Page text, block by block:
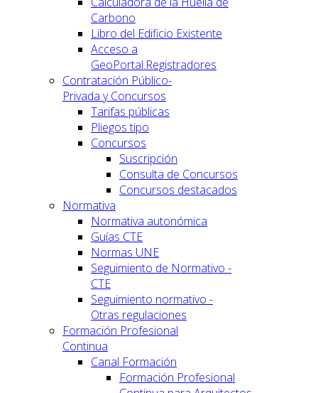
Carbono
Libro del Edificio Existente
Acceso a
GeoPortal.Registradores
Contratación Público-
Privada y Concursos
Tarifas públicas
Pliegos tipo
Concursos
Suscripción
Consulta de Concursos
Concursos destacados
Normativa
Normativa autonómica
Guías CTE
Normas UNE
Seguimiento de Normativo -
CTE
Seguimiento normativo -
Otras regulaciones
Formación Profesional
Continua
Canal Formación
Formación Profesional